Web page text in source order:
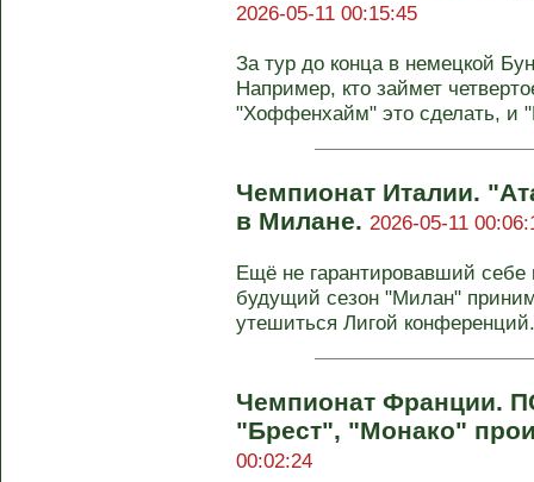
2026-05-11 00:15:45
За тур до конца в немецкой
Например, кто займет
"Хоффенхайм" это сделать, и
Чемпионат Италии.
в Милане. 2026-05-11
Ещё не гарантировавший себе
будущий сезон "Милан"
утешиться Лигой
Чемпионат Франции.
"Брест", "Монако"
00:02:24